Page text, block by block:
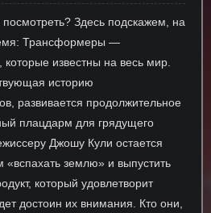
Здесь подскажем, на
Трансформеры —
известны на весь мир.
историю
развивается продолжительное
плацдарм для грядущего
Джошу Кули остается
землю» и выпустить
который удовлетворит
достоин их внимания. Кто они,